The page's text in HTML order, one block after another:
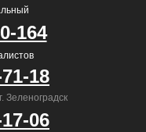
Зеленоградск
18
06
164